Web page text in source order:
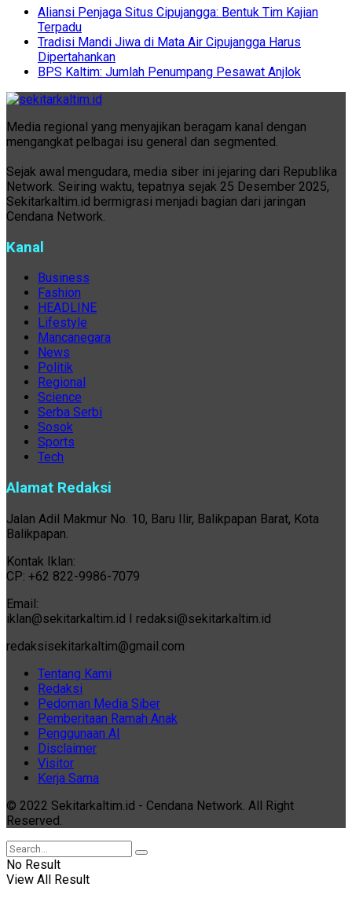
Aliansi Penjaga Situs Cipujangga: Bentuk Tim Kajian
Terpadu
Tradisi Mandi Jiwa di Mata Air Cipujangga Harus
Dipertahankan
BPS Kaltim: Jumlah Penumpang Pesawat Anjlok
Media regional yang menyajikan beragam kanal dengan
mengangkat pelbagai isu general dan segmented.
Sejak awal mengudara, media siber ini jejaring dari Republika
Network. Seiring waktu, tepatnya sejak 25 Desember 2025,
Sekitarkaltim.id bermigrasi menjadi bagian dari jaringan
Cendana Network.
Kanal
Business
Fashion
HEADLINE
Lifestyle
Mancanegara
News
Politik
Regional
Science
Serba Serbi
Sosok
Sports
Tech
Alamat Redaksi
Jalan Adil Makmur No. 10, Baru Ilir, Balikpapan Barat, Kota
Balikpapan.
Kontak Iklan:
CP: +62 822-9986-7079
Email:
iklan@sekitarkaltim.id I redaksi@sekitarkaltim.id
redaksisekitarkaltim@gmail.com
Tentang Kami
Redaksi
Pedoman Media Siber
Pemberitaan Ramah Anak
Penggunaan AI
Disclaimer
Visitor
Kerja Sama
© 2022 Sekitarkaltim.id - Cendana Network. All Right
Reserved.
No Result
View All Result